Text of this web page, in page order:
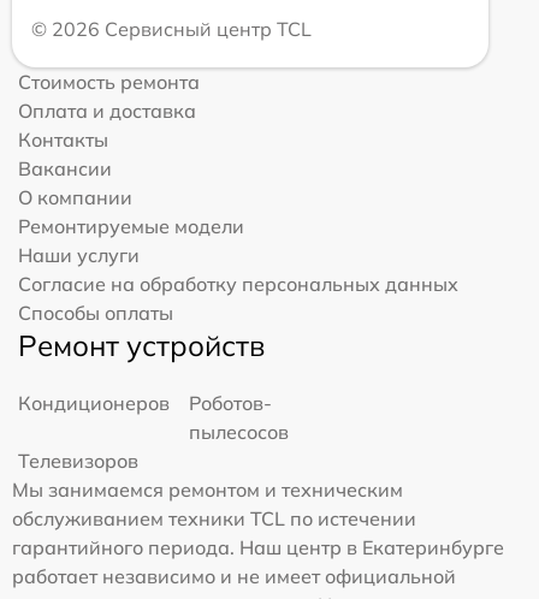
© 2026 Сервисный центр TCL
Стоимость ремонта
Оплата и доставка
Контакты
Вакансии
О компании
Ремонтируемые модели
Наши услуги
Согласие на обработку персональных данных
Способы оплаты
Ремонт устройств
Кондиционеров
Роботов-
пылесосов
Телевизоров
Мы занимаемся ремонтом и техническим
обслуживанием техники TCL по истечении
гарантийного периода. Наш центр в Екатеринбурге
работает независимо и не имеет официальной